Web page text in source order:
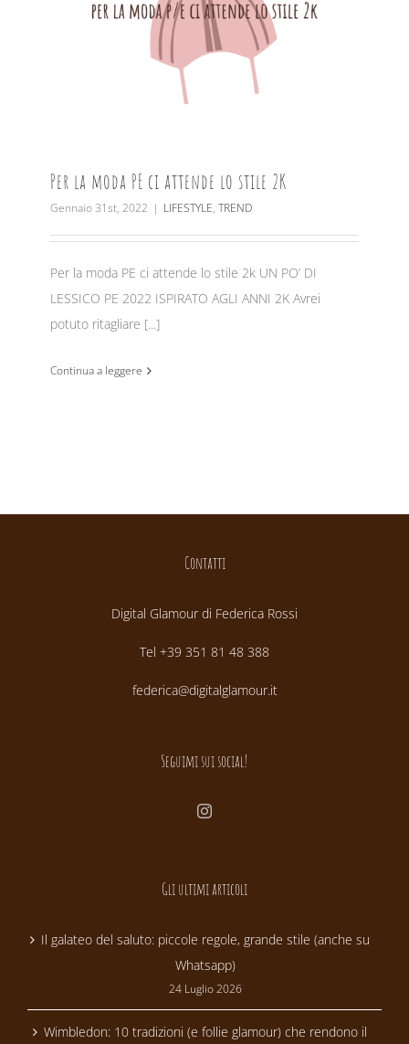
Per la moda PE ci attende lo stile 2K
Gennaio 31st, 2022 | LIFESTYLE, TREND
Per la moda PE ci attende lo stile 2k UN PO’ DI
LESSICO PE 2022 ISPIRATO AGLI ANNI 2K Avrei
potuto ritagliare [...]
Continua a leggere
Contatti
Digital Glamour di Federica Rossi
Tel +39 351 81 48 388
federica@digitalglamour.it
Seguimi sui social!
Gli ultimi articoli
Il galateo del saluto: piccole regole, grande stile (anche su
Whatsapp)
24 Luglio 2026
Wimbledon: 10 tradizioni (e follie glamour) che rendono il